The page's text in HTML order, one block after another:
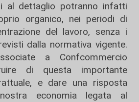
al dettaglio potranno infatti
organico, nei periodi di
del lavoro, senza i
dalla normativa vigente.
a Confcommercio
di questa importante
e dare una risposta
economia legata al